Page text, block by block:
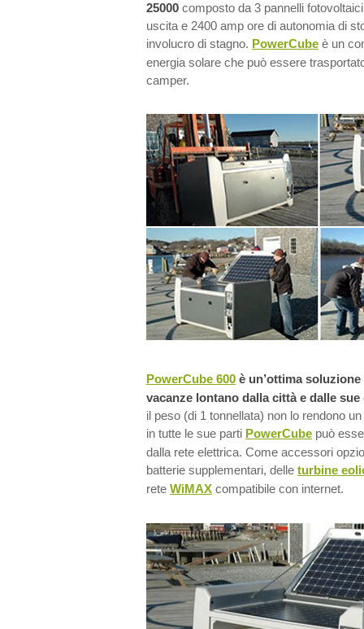
25000 composto da 3 pannelli
uscita e 2400 amp ore di autonomia di
involucro di stagno. PowerCube è un
energia solare che può essere
camper.
PowerCube 600 è un’ottima
vacanze lontano dalla città e dalle
il peso (di 1 tonnellata) non lo rendono
in tutte le sue parti PowerCube può
dalla rete elettrica. Come accessori
batterie supplementari, delle turbine
rete WiMAX compatibile con internet.